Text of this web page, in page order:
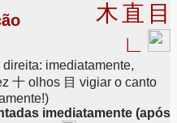
木直 目
∟
imediatamente,
十 olhos 目 vigiar o canto
imediatamente (após